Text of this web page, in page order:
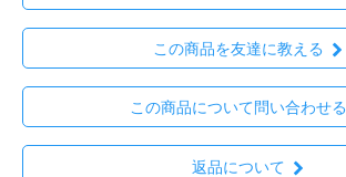
この商品を友達に教える
この商品について問い合わせる
返品について